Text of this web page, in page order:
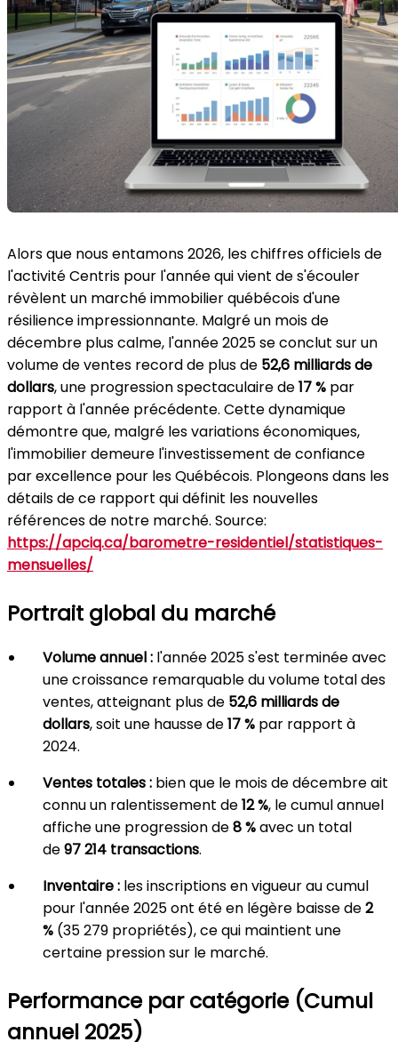
Alors que nous entamons 2026, les chiffres officiels de
l'activité Centris pour l'année qui vient de s'écouler
révèlent un marché immobilier québécois d'une
résilience impressionnante. Malgré un mois de
décembre plus calme, l'année 2025 se conclut sur un
volume de ventes record de plus de 52,6 milliards de
dollars, une progression spectaculaire de17 % par
rapport à l'année précédente. Cette dynamique
démontre que, malgré les variations économiques,
l'immobilier demeure l'investissement de confiance
par excellence pour les Québécois. Plongeons dans les
détails de ce rapport qui définit les nouvelles
références de notre marché. Source:
https://apciq.ca/barometre-residentiel/statistiques-
mensuelles/
Portrait global du marché
Volume annuel : l'année 2025 s'est terminée avec
une croissance remarquable du volume total des
ventes, atteignant plus de 52,6 milliards de
dollars, soit une hausse de17 % par rapport à
2024.
Ventes totales : bien que le mois de décembre ait
connu un ralentissement de12 %, le cumul annuel
affiche une progression de8 %avec un total
de97 214 transactions.
Inventaire : les inscriptions en vigueur au cumul
pour l'année 2025 ont été en légère baisse de2
% (35 279 propriétés), ce qui maintient une
certaine pression sur le marché.
Performance par catégorie (Cumul
annuel 2025)